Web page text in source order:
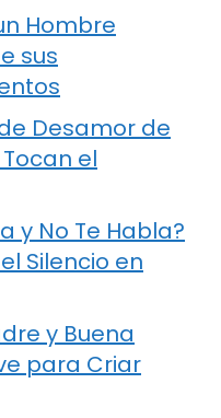
Hombre
sus
Desamor de
el
y No Te Habla?
Silencio en
y Buena
para Criar